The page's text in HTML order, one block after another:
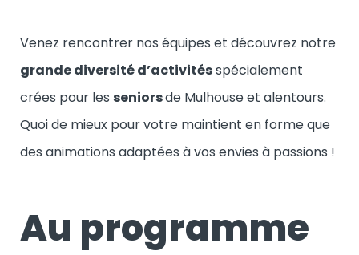
Venez rencontrer nos équipes et découvrez notre
grande diversité d’activitésspécialement
crées pour les seniorsde Mulhouse et alentours.
Quoi de mieux pour votre maintient en forme que
des animations adaptées à vos envies à passions !
Au programme